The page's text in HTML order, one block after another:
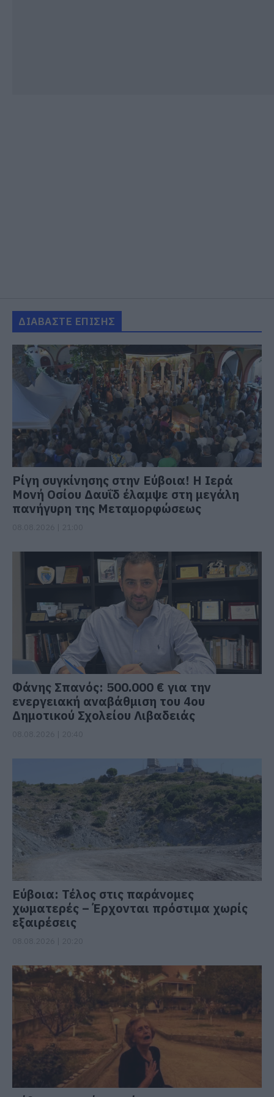
ΔΙΑΒΑΣΤΕ ΕΠΙΣΗΣ
Ρίγη συγκίνησης στην Εύβοια! Η Ιερά
Μονή Οσίου Δαυΐδ έλαμψε στη μεγάλη
πανήγυρη της Μεταμορφώσεως
Φάνης Σπανός: 500.000 € για την
ενεργειακή αναβάθμιση του 4ου
Δημοτικού Σχολείου Λιβαδειάς
Εύβοια: Τέλος στις παράνομες
χωματερές – Έρχονται πρόστιμα χωρίς
εξαιρέσεις